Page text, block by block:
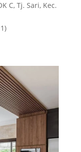
C, Tj. Sari, Kec.